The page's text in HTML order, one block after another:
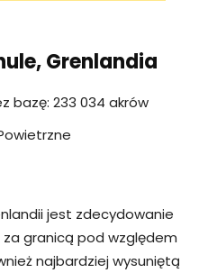
Grenlandia
bazę: 233 034 akrów
jest zdecydowanie
granicą pod względem
najbardziej wysuniętą